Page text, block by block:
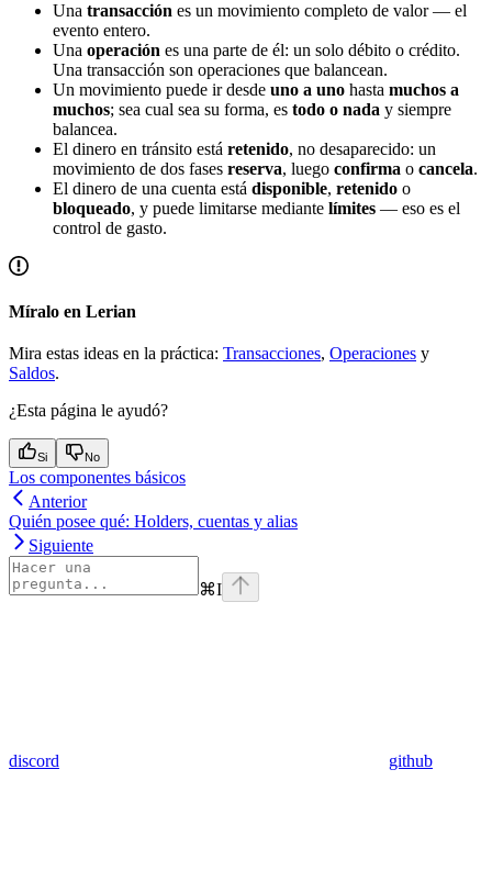
Una transacción es un movimiento completo de valor — el
evento entero.
Una operación es una parte de él: un solo débito o crédito.
Una transacción son operaciones que balancean.
Un movimiento puede ir desde uno a uno hasta muchos a
muchos; sea cual sea su forma, es todo o nada y siempre
balancea.
El dinero en tránsito está retenido, no desaparecido: un
movimiento de dos fases reserva, luego confirma o cancela.
El dinero de una cuenta está disponible, retenido o
bloqueado, y puede limitarse mediante límites — eso es el
control de gasto.
Míralo en Lerian
Mira estas ideas en la práctica: Transacciones, Operaciones y
Saldos.
¿Esta página le ayudó?
Si No
Los componentes básicos
Anterior
Quién posee qué: Holders, cuentas y alias
Siguiente
⌘I
discord github